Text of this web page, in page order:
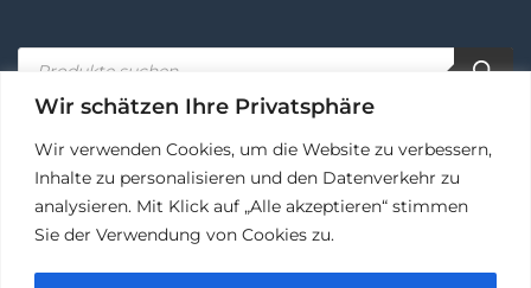
Wir schätzen Ihre Privatsphäre
Wir verwenden Cookies, um die Website zu verbessern,
Inhalte zu personalisieren und den Datenverkehr zu
analysieren. Mit Klick auf „Alle akzeptieren“ stimmen
Sie der Verwendung von Cookies zu.
Produktsuche..
BEDINGUNGEN DATENSCHUTZ COOKIES